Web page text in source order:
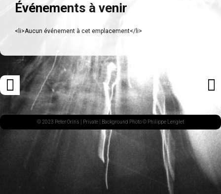
Événements à venir
<li>Aucun événement à cet emplacement</li>
Navigation
des
articles
ARTICLE
PRÉCÉDENT© 2023 Peter Orins | Private | Background Photo © Philippe Lenglet